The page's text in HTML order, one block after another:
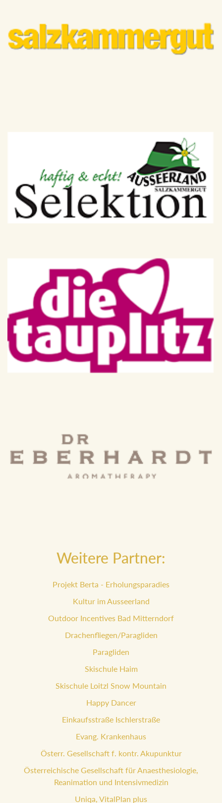
Weitere Partner:
Projekt Berta - Erholungsparadies
Kultur im Ausseerland
Outdoor Incentives Bad Mitterndorf
Drachenfliegen/Paragliden
Paragliden
Skischule Haim
Skischule Loitzl Snow Mountain
Happy Dancer
Einkaufsstraße Ischlerstraße
Evang. Krankenhaus
Österr. Gesellschaft f. kontr. Akupunktur
Österreichische Gesellschaft für Anaesthesiologie,
Reanimation und Intensivmedizin
Uniqa, VitalPlan plus